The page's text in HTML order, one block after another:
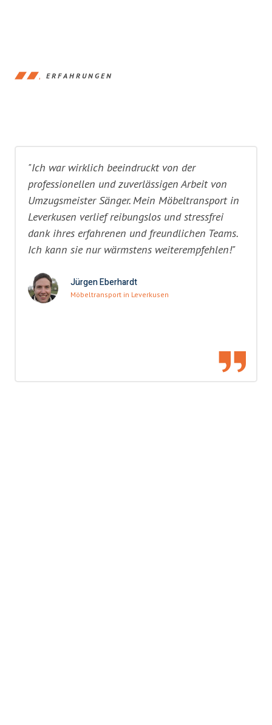
ERFAHRUNGEN
"Ich war wirklich beeindruckt von der
professionellen und zuverlässigen Arbeit von
Umzugsmeister Sänger. Mein Möbeltransport in
Leverkusen verlief reibungslos und stressfrei
dank ihres erfahrenen und freundlichen Teams.
Ich kann sie nur wärmstens weiterempfehlen!"
Jürgen Eberhardt
Möbeltransport in Leverkusen